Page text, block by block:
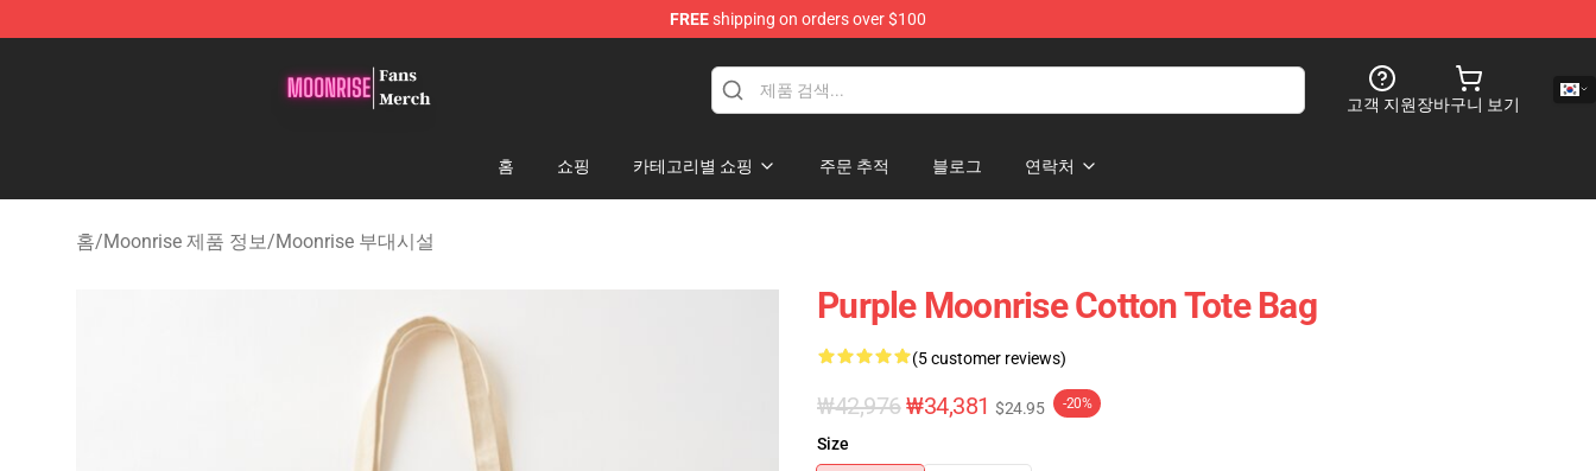
FREEshipping on orders over $100
고객 지원장바구니 보기
홈 쇼핑 카테고리별 쇼핑 주문 추적 블로그 연락처
홈/Moonrise 제품 정보/Moonrise 부대시설
Purple Moonrise Cotton Tote Bag
(5 customer reviews)
₩42,976₩34,381 $24.95 -20%
Size